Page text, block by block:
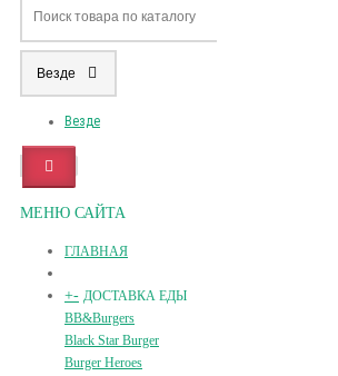
Везде
Везде
МЕНЮ САЙТА
ГЛАВНАЯ
+- ДОСТАВКА ЕДЫ
BB&Burgers
Black Star Burger
Burger Heroes